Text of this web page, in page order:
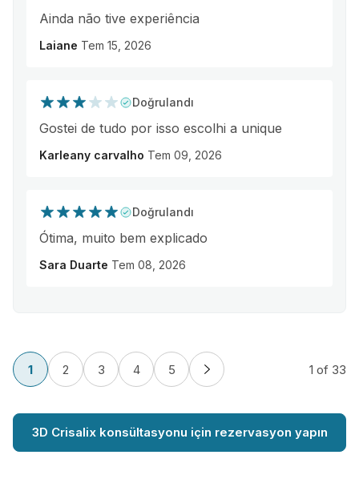
Ainda não tive experiência
Laiane Tem 15, 2026
Doğrulandı
Gostei de tudo por isso escolhi a unique
Karleany carvalho Tem 09, 2026
Doğrulandı
Ótima, muito bem explicado
Sara Duarte Tem 08, 2026
1 2 3 4 5 1 of 33
3D Crisalix konsültasyonu için rezervasyon yapın